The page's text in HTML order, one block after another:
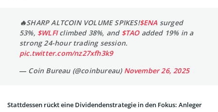
🔥SHARP ALTCOIN VOLUME SPIKES!$ENAsurged
53%, $WLFIclimbed 38%, and $TAOadded 19% in a
strong 24-hour trading session.
pic.twitter.com/nz27xfh3k9
— Coin Bureau (@coinbureau) November 26, 2025
Stattdessen rückt eine Dividendenstrategie in den Fokus: Anleger